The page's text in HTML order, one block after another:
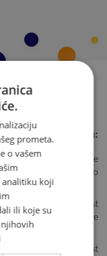
u pet područja:
se vještine
i grafikona umjesto
se sposobnost
u dvodimenzionalne
se sposobnost
prometa.
o vašem
analitiku koji
ili koje su